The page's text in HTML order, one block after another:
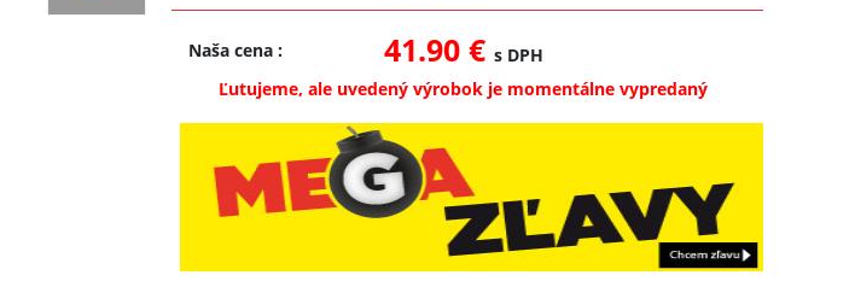
Naša cena: 41.90 €s DPH
Ľutujeme, ale uvedený výrobok je momentálne vypredaný